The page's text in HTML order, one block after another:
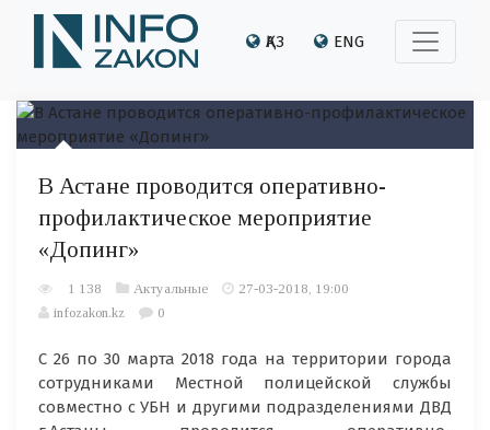
ҚАЗ ENG
В Астане проводится оперативно-
профилактическое мероприятие
«Допинг»
1 138 Актуальные
27-03-2018, 19:00
infozakon.kz
0
С 26 по 30 марта 2018 года на территории города
сотрудниками Местной полицейской службы
совместно с УБН и другими подразделениями ДВД